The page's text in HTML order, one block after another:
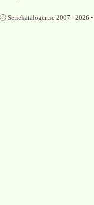
Ⓒ Seriekatalogen.se 2007 - 2026 •